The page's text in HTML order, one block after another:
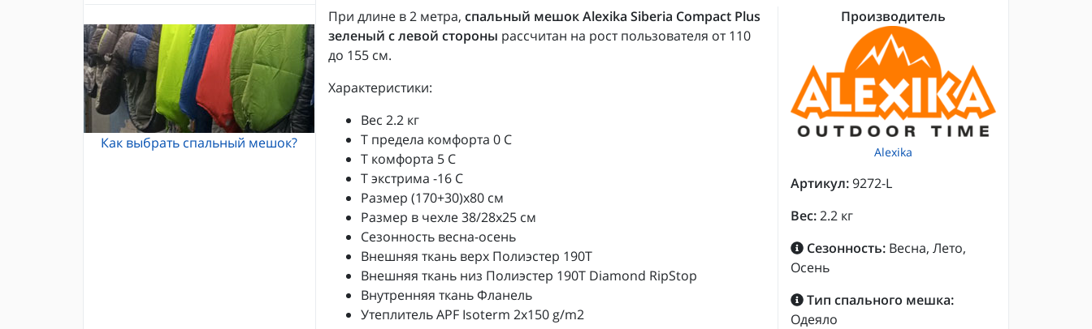
Кошки Grivel
Каски и шлемы для альпинизма
Жумары и зажимы
Карабины и оттяжки
Спусковые устройства
Как выбрать спальный мешок?
При длине в 2 метра, спальный мешок Alexika Siberia Compact Plus
зеленый с левой стороны рассчитан на рост пользователя от 110
до 155 см.
Характеристики:
Вес 2.2 кг
Т предела комфорта 0 C
Т комфорта 5 C
T экстрима -16 C
Размер (170+30)x80 см
Размер в чехле 38/28x25 см
Сезонность весна-осень
Внешняя ткань верх Полиэстер 190T
Внешняя ткань низ Полиэстер 190Т Diamond RipStop
Внутренняя ткань Фланель
Утеплитель APF Isoterm 2x150 g/m2
Производитель
Alexika
Артикул:9272-L
Вес:2.2 кг
Сезонность: Весна, Лето,
Осень
Тип спального мешка:
Одеяло